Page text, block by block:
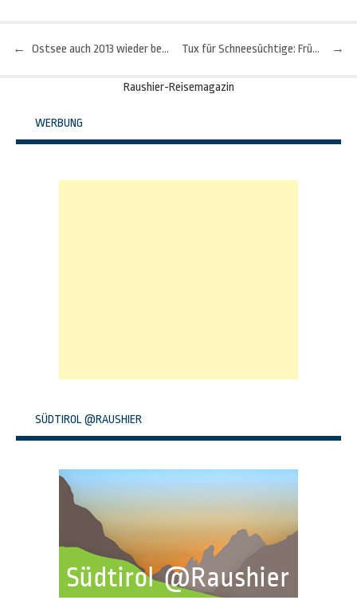
Beitragsnavigation
← Ostsee auch 2013 wieder beliebtes Reiseziel der Deutschen →
Tux für Schneesüchtige: Frühlingsskilauf im Gletscherskigebiet
Raushier-Reisemagazin
WERBUNG
SÜDTIROL @RAUSHIER